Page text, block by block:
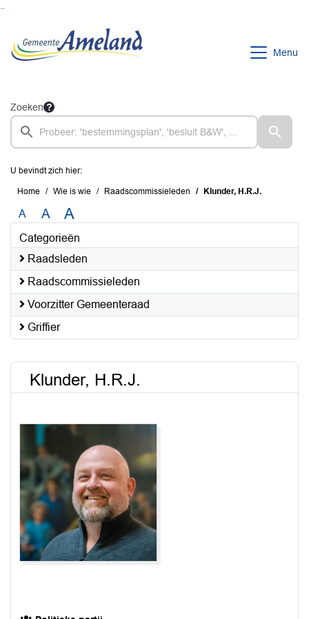
Menu
Zoeken
U bevindt zich hier:
Home Wie is wie Raadscommissieleden Klunder, H.R.J.
A A A
Categorieën
Raadsleden
Raadscommissieleden
Voorzitter Gemeenteraad
Griffier
Klunder, H.R.J.